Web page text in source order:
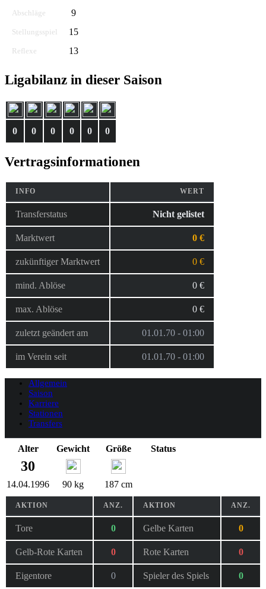
Abschläge 9
Stellungsspiel 15
Reflexe 13
Ligabilanz in dieser Saison
0 0 0 0 0 0
Vertragsinformationen
INFO WERT
Transferstatus Nicht gelistet
Marktwert 0 €
zukünftiger Marktwert 0 €
mind. Ablöse 0 €
max. Ablöse 0 €
zuletzt geändert am 01.01.70 - 01:00
im Verein seit 01.01.70 - 01:00
Allgemein
Saison
Karriere
Stationen
Transfers
Alter
30
14.04.1996
Gewicht
90 kg
Größe
187 cm
Status
AKTION ANZ. AKTION ANZ.
Tore 0 Gelbe Karten 0
Gelb-Rote Karten 0 Rote Karten 0
Eigentore 0 Spieler des Spiels 0